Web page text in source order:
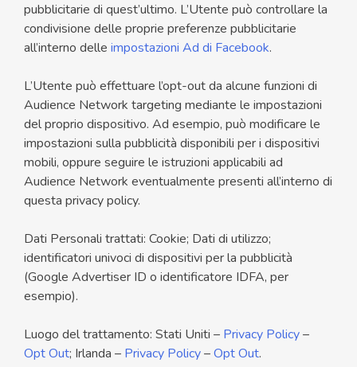
pubblicitarie di quest’ultimo. L’Utente può controllare la
condivisione delle proprie preferenze pubblicitarie
all’interno delle impostazioni Ad di Facebook.
L’Utente può effettuare l’opt-out da alcune funzioni di
Audience Network targeting mediante le impostazioni
del proprio dispositivo. Ad esempio, può modificare le
impostazioni sulla pubblicità disponibili per i dispositivi
mobili, oppure seguire le istruzioni applicabili ad
Audience Network eventualmente presenti all’interno di
questa privacy policy.
Dati Personali trattati: Cookie; Dati di utilizzo;
identificatori univoci di dispositivi per la pubblicità
(Google Advertiser ID o identificatore IDFA, per
esempio).
Luogo del trattamento: Stati Uniti – Privacy Policy–
Opt Out; Irlanda – Privacy Policy–Opt Out.